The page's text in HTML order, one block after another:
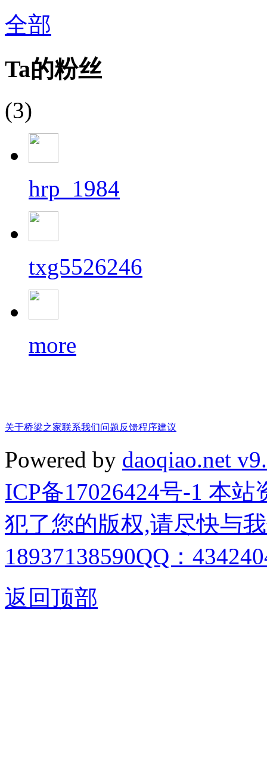
全部
Ta的粉丝
(3)
hrp_1984
txg5526246
more
关于桥梁之家联系我们问题反馈程序建议
Powered by daoqiao.net
ICP备17026424号-1 本
犯了您的版权,请尽快与
18937138590QQ：
返回顶部